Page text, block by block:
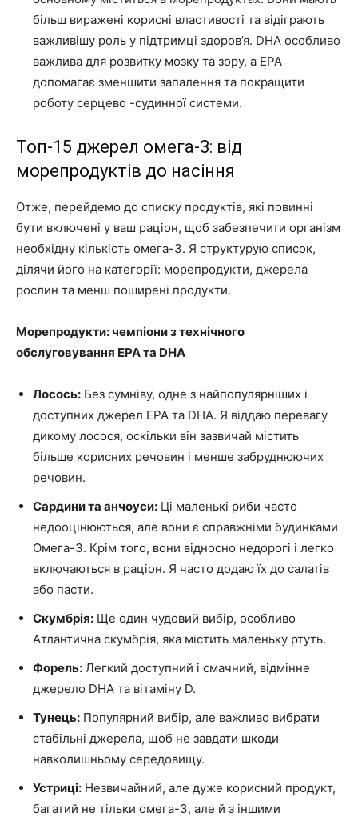
більш виражені корисні властивості та відіграють
важливішу роль у підтримці здоров’я. DHA особливо
важлива для розвитку мозку та зору, а EPA
допомагає зменшити запалення та покращити
роботу серцево -судинної системи.
Топ-15 джерел омега-3: від
морепродуктів до насіння
Отже, перейдемо до списку продуктів, які повинні
бути включені у ваш раціон, щоб забезпечити організм
необхідну кількість омега-3. Я структурую список,
ділячи його на категорії: морепродукти, джерела
рослин та менш поширені продукти.
Морепродукти: чемпіони з технічного
обслуговування EPA та DHA
Лосось: Без сумніву, одне з найпопулярніших і
доступних джерел EPA та DHA. Я віддаю перевагу
дикому лосося, оскільки він зазвичай містить
більше корисних речовин і менше забруднюючих
речовин.
Сардини та анчоуси: Ці маленькі риби часто
недооцінюються, але вони є справжніми будинками
Омега-3. Крім того, вони відносно недорогі і легко
включаються в раціон. Я часто додаю їх до салатів
або пасти.
Скумбрія: Ще один чудовий вибір, особливо
Атлантична скумбрія, яка містить маленьку ртуть.
Форель: Легкий доступний і смачний, відмінне
джерело DHA та вітаміну D.
Тунець: Популярний вибір, але важливо вибрати
стабільні джерела, щоб не завдати шкоди
навколишньому середовищу.
Устриці: Незвичайний, але дуже корисний продукт,
багатий не тільки омега-3, але й з іншими